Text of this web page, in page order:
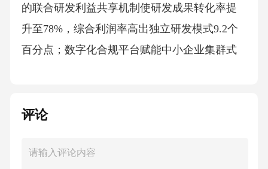
的联合研发利益共享机制使研发成果转化率提
升至78%，综合利润率高出独立研发模式9.2个
百分点；数字化合规平台赋能中小企业集群式
路；循环经济政策下废旧电容回收再利用价值
子级再生技术使再生树脂成本较进口原生料下
评论